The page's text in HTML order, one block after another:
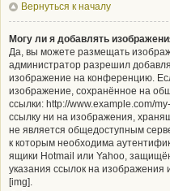
Вернуться к началу
Могу ли я добавлять
Да, вы можете размещать
администратор разрешил
изображение на конференцию.
изображение, сохранённое на
ссылки: http://www.example.com/
ссылку ни на изображения,
не является общедоступным
к которым необходима
ящики Hotmail или Yahoo,
указания ссылок на изображения
[img].